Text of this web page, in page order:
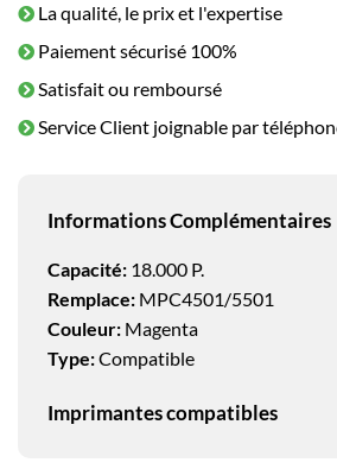
La qualité, le prix et l'expertise
Paiement sécurisé 100%
Satisfait ou remboursé
Service Client joignable par
Informations Complémentaires
Capacité: 18.000 P.
Remplace: MPC4501/5501
Couleur: Magenta
Type:Compatible
Imprimantes compatibles